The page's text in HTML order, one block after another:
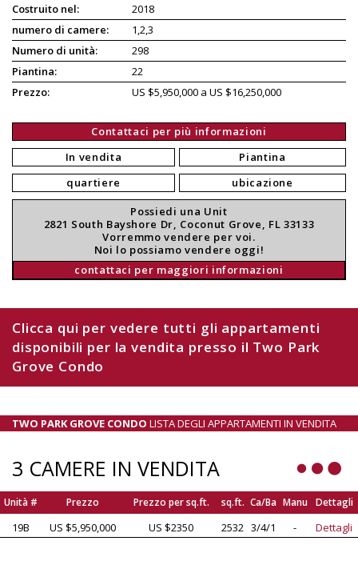
Costruito nel:
2018
numero di camere:
1,2,3
Numero di unità:
298
Piantina:
22
Prezzo:
US $5,950,000 a US $16,250,000
Contattaci per più informazioni
In vendita
quartiere
Piantina
ubicazione
Possiedi una Unit
2821 South Bayshore Dr, Coconut Grove, FL 33133
Vorremmo vendere per voi.
Noi lo possiamo vendere oggi!
contattaci per maggiori informazioni
Clicca qui per vedere tutti gli appartamenti
disponibili per la vendita presso il Two Park
Grove Condo
TWO PARK GROVE CONDO LISTA DEGLI APPARTAMENTI IN VENDITA
3 CAMERE IN VENDITA
Unità # Prezzo Prezzo per sq.ft. sq.ft. Ca/Ba Manu Dettagli
19B US $5,950,000 US $2350 2532 3/4/1 - Dettagli